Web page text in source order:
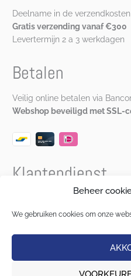
Beheer
We gebruiken cookies om onze
Deelname in de
Gratis verzending vanaf €300
Levertermijn 2 a 3 werkdagen
Betalen
Veilig online betalen via
Webshop beveiligd met SSL-
Klantendienst
Bereikbaar van maandag
van 13u00 – 17u00 via